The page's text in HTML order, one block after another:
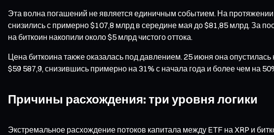
Эта волна погашений не является единичным событием. На
снизились с примерно $107,8 млрд в середине мая до $81,85 млрд. За
на биткоин накопили около $5 млрд чистого оттока.
Цена биткоина также оказалась под давлением. 25 июня она
$59 587,9, снизившись примерно на 31% с начала года и более чем на
Причины расхождения: три уровня логики
Экстремальное расхождение потоков капитала между ETF на XRP и